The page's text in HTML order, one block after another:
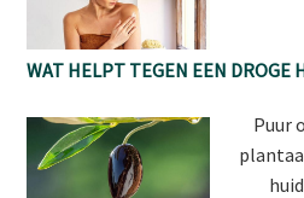
WAT HELPT TEGEN EEN DROGE
Puur